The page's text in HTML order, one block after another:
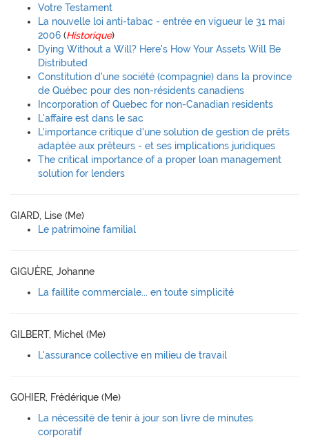
Votre Testament
La nouvelle loi anti-tabac - entrée en vigueur le 31 mai
2006 (Historique)
Dying Without a Will? Here's How Your Assets Will Be
Distributed
Constitution d'une société (compagnie) dans la province
de Québec pour des non-résidents canadiens
Incorporation of Quebec for non-Canadian residents
L'affaire est dans le sac
L'importance critique d'une solution de gestion de prêts
adaptée aux prêteurs - et ses implications juridiques
The critical importance of a proper loan management
solution for lenders
GIARD, Lise (Me)
Le patrimoine familial
GIGUÈRE, Johanne
La faillite commerciale... en toute simplicité
GILBERT, Michel (Me)
L'assurance collective en milieu de travail
GOHIER, Frédérique (Me)
La nécessité de tenir à jour son livre de minutes
corporatif